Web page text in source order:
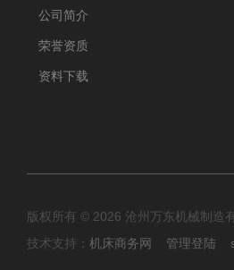
公司简介
荣誉资质
资料下载
版权所有 © 2026 沧州万东机械制造
技术支持： 机床商务网 管理登陆